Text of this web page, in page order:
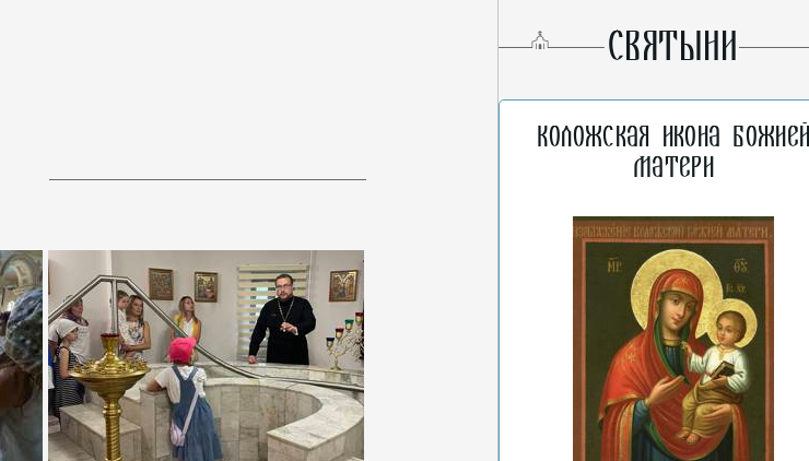
СВЯТЫНИ
Коложская икона
Матери